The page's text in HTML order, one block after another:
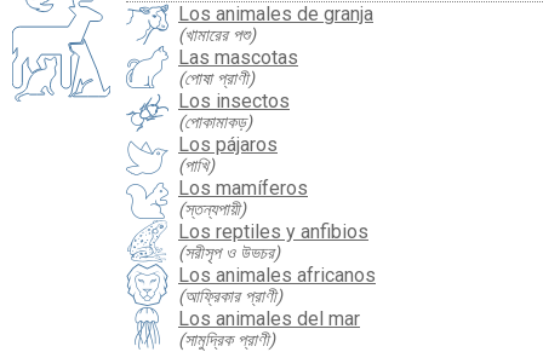
Los animales de granja
(খামারের পশু)
Las mascotas
(পোষা প্রাণী)
Los insectos
(পোকামাকড়)
Los pájaros
(পাখি)
Los mamíferos
(স্তন্যপায়ী)
Los reptiles y anfibios
(সরীসৃপ ও উভচর)
Los animales africanos
(আফ্রিকার প্রাণী)
Los animales del mar
(সামুদ্রিক প্রাণী)